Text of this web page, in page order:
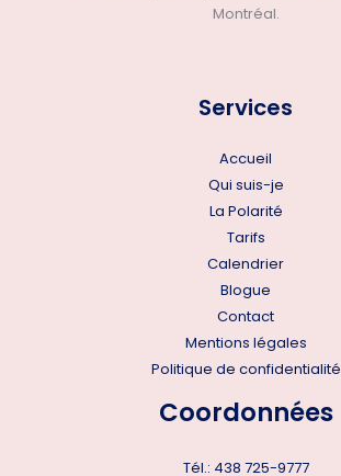
Montréal.
Services
Accueil
Qui suis-je
La Polarité
Tarifs
Calendrier
Blogue
Contact
Mentions légales
Politique de confidentialité
Coordonnées
Tél.: 438 725-9777